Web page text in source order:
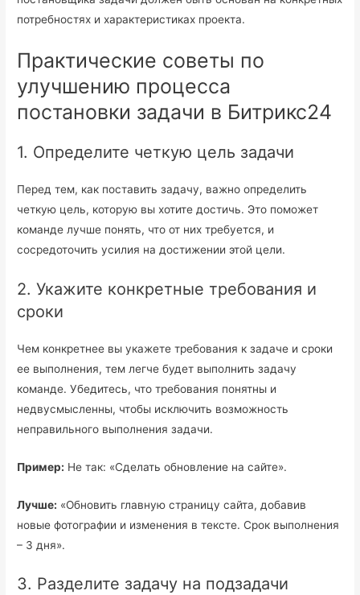
потребностях и характеристиках проекта.
Практические советы по
улучшению процесса
постановки задачи в Битрикс24
1. Определите четкую цель задачи
Перед тем, как поставить задачу, важно определить
четкую цель, которую вы хотите достичь. Это поможет
команде лучше понять, что от них требуется, и
сосредоточить усилия на достижении этой цели.
2. Укажите конкретные требования и
сроки
Чем конкретнее вы укажете требования к задаче и сроки
ее выполнения, тем легче будет выполнить задачу
команде. Убедитесь, что требования понятны и
недвусмысленны, чтобы исключить возможность
неправильного выполнения задачи.
Пример: Не так: «Сделать обновление на сайте».
Лучше: «Обновить главную страницу сайта, добавив
новые фотографии и изменения в тексте. Срок выполнения
– 3 дня».
3. Разделите задачу на подзадачи